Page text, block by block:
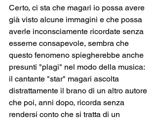
Certo, ci sta che magari io possa avere
già visto alcune immagini e che possa
averle inconsciamente ricordate senza
esserne consapevole, sembra che
questo fenomeno spiegherebbe anche
presunti "plagi" nel modo della musica:
il cantante "star" magari ascolta
distrattamente il brano di un altro autore
che poi, anni dopo, ricorda senza
rendersi conto che si tratta di un